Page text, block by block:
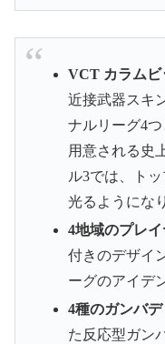
VCT カラムビ
近接武器スキ
ナルリーグ4
用意される史
ル3では、ト
光るようにな
4地域のプレイ
付きのデザイ
ーグのアイデ
4種のガンバデ
た反応型ガン